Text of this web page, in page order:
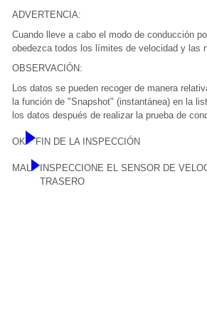
ADVERTENCIA:
Cuando lleve a cabo el modo de conducción
obedezca todos los límites de velocidad y las
OBSERVACIÓN:
Los datos se pueden recoger de manera
la función de "Snapshot" (instantánea) en la
los datos después de realizar la prueba de
OK FIN DE LA INSPECCIÓN
MAL
INSPECCIONE EL SENSOR DE
TRASERO